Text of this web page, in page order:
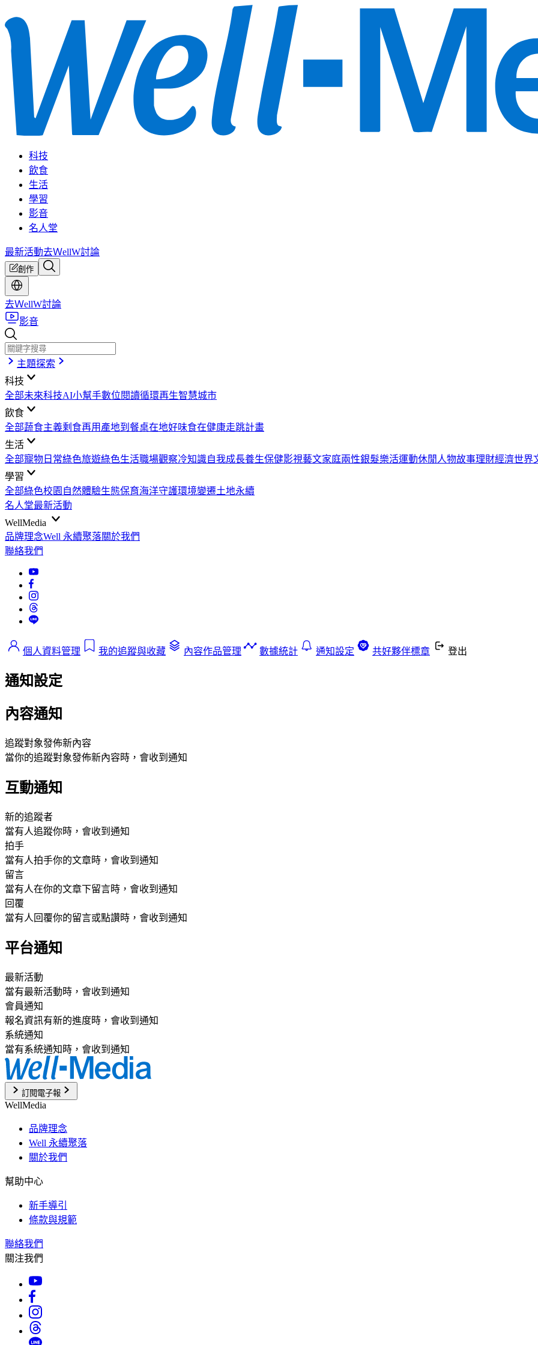
科技
飲食
生活
學習
影音
名人堂
最新活動去ＷellW討論
創作
去ＷellW討論
影音
主題探索
科技
全部未來科技AI小幫手數位閱讀循環再生智慧城市
飲食
全部蔬食主義剩食再用 產地到餐桌在地好味食在健康走跳計畫
生活
全部寵物日常綠色旅遊綠色生活職場觀察冷知識自我成長養生保健影視藝文家庭兩性銀髮樂活運動休閒 人物故事理財經濟世界
學習
全部綠色校園 自然體驗生態保育海洋守護環境變遷土地永續
名人堂最新活動
WellMedia
品牌理念Well 永續聚落關於我們
聯絡我們
個人資料管理 我的追蹤與收藏 內容作品管理 數據統計 通知設定 共好夥伴標章 登出
通知設定
內容通知
追蹤對象發佈新內容
當你的追蹤對象發佈新內容時，會收到通知
互動通知
新的追蹤者
當有人追蹤你時，會收到通知
拍手
當有人拍手你的文章時，會收到通知
留言
當有人在你的文章下留言時，會收到通知
回覆
當有人回覆你的留言或點讚時，會收到通知
平台通知
最新活動
當有最新活動時，會收到通知
會員通知
報名資訊有新的進度時，會收到通知
系統通知
當有系統通知時，會收到通知
訂閱電子報
WellMedia
品牌理念
Well 永續聚落
關於我們
幫助中心
新手導引
條款與規範
聯絡我們
關注我們